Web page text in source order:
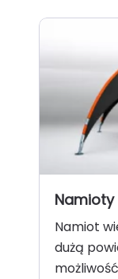
Namioty
Namiot
dużą